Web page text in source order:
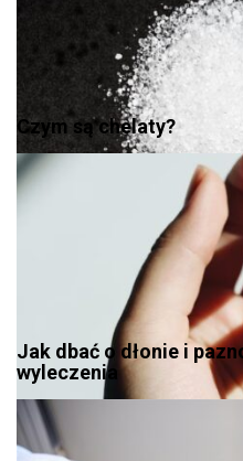
Czym są chelaty?
Jak dbać o dłonie i
wyleczenia